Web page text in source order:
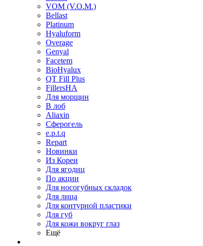
VOM (V.O.M.)
Bellast
Platinum
Hyaluform
Overage
Genyal
Facetem
BioHyalux
QT Fill Plus
FillersHA
Для морщин
В лоб
Aliaxin
Сферогель
e.p.t.q
Repart
Новинки
Из Кореи
Для ягодиц
По акции
Для носогубных складок
Для лица
Для контурной пластики
Для губ
Для кожи вокруг глаз
Ещё